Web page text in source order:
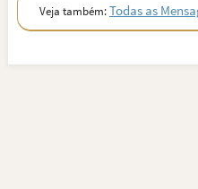
Veja também:Todas as